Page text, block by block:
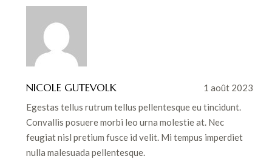
NICOLE GUTEVOLK
1 août 2023
Egestas tellus rutrum tellus pellentesque eu tincidunt.
Convallis posuere morbi leo urna molestie at. Nec
feugiat nisl pretium fusce id velit. Mi tempus imperdiet
nulla malesuada pellentesque.